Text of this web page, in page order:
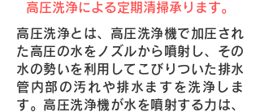
高圧洗浄による定期清掃承ります。
高圧洗浄とは、高圧洗浄機で加圧され
た高圧の水をノズルから噴射し、その
水の勢いを利用してこびりついた排水
管内部の汚れや排水ますを洗浄しま
す。高圧洗浄機が水を噴射する力は、